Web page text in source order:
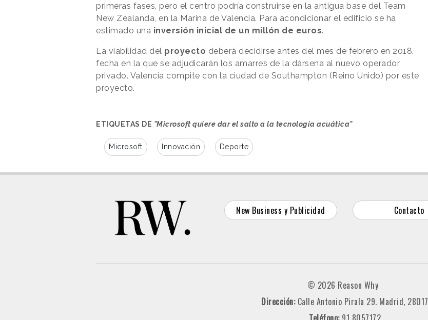
primeras fases, pero el centro podría construirse en la antigua base del Team
New Zealanda, en la Marina de Valencia. Para acondicionar el edificio se ha
estimado una inversión inicial de un millón de euros.
La viabilidad del proyecto deberá decidirse antes del mes de febrero en 2018,
fecha en la que se adjudicarán los amarres de la dársena al nuevo operador
privado. Valencia compite con la ciudad de Southampton (Reino Unido) por este
proyecto.
ETIQUETAS DE "Microsoft quiere dar el salto a la tecnología acuática"
Microsoft Innovación Deporte
New Business y Publicidad Contacto
© 2026 Reason Why
Dirección: Calle Antonio Pirala 29. Madrid, 28017